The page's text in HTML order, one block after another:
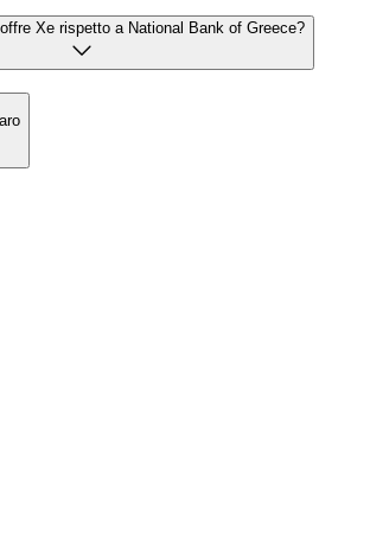
Xe rispetto a National Bank of Greece?